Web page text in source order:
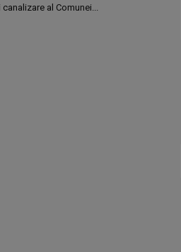
canalizare al Comunei...